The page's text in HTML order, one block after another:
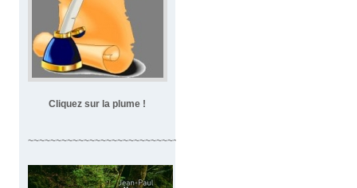
Cliquez sur la plume !
~~~~~~~~~~~~~~~~~~~~~~~~~~~~~~~~~~